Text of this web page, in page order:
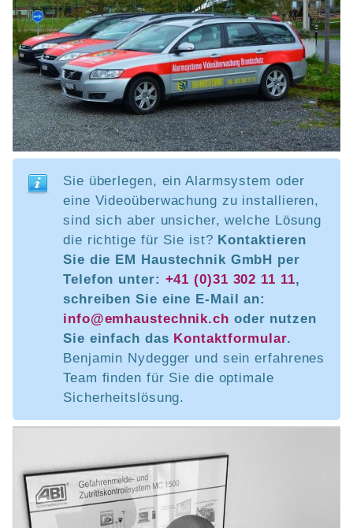
Sie überlegen, ein Alarmsystem oder
eine Videoüberwachung zu installieren,
sind sich aber unsicher, welche Lösung
die richtige für Sie ist? Kontaktieren
Sie die EM Haustechnik GmbH per
Telefon unter: +41 (0)31 302 11 11,
schreiben Sie eine E-Mail an:
info@emhaustechnik.ch oder nutzen
Sie einfach das Kontaktformular.
Benjamin Nydegger und sein erfahrenes
Team finden für Sie die optimale
Sicherheitslösung.